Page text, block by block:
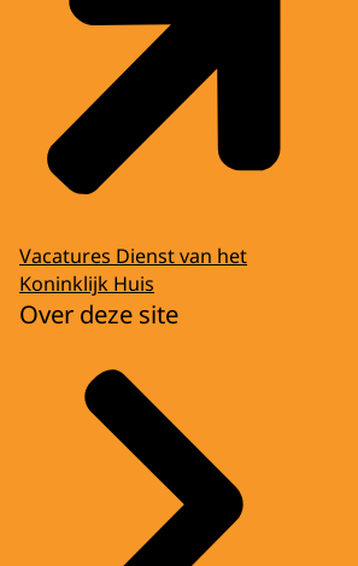
Vacatures Dienst van het
Koninklijk Huis
Over deze site